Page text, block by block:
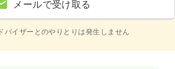
メールで受け取る
バイザーとのやりとりは発生しません